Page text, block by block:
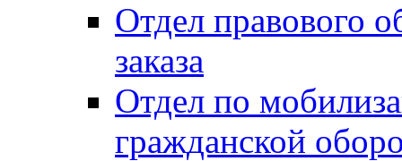
Отдел правового
заказа
Отдел по
гражданской